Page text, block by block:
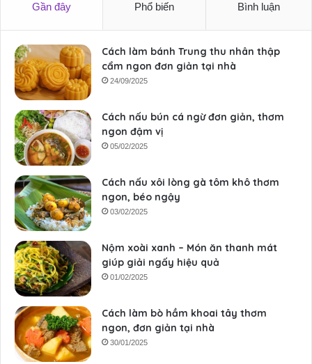
Gần đây Phổ biến Bình luận
Cách làm bánh Trung thu nhân thập
cẩm ngon đơn giản tại nhà
24/09/2025
Cách nấu bún cá ngừ đơn giản, thơm
ngon đậm vị
05/02/2025
Cách nấu xôi lòng gà tôm khô thơm
ngon, béo ngậy
03/02/2025
Nộm xoài xanh – Món ăn thanh mát
giúp giải ngấy hiệu quả
01/02/2025
Cách làm bò hầm khoai tây thơm
ngon, đơn giản tại nhà
30/01/2025